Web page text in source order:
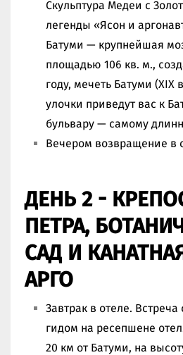
Скульптура Медеи с
легенды «Ясон и
Батуми — крупнейшая
площадью 106 кв. м.,
году, мечеть Батуми (XIX
улочки приведут вас к
бульвару — самому
Вечером возвращение в
ДЕНЬ 2 -
ПЕТРА,
САД И
АРГО
Завтрак в отеле.
гидом на ресепшене
20 км от Батуми, на